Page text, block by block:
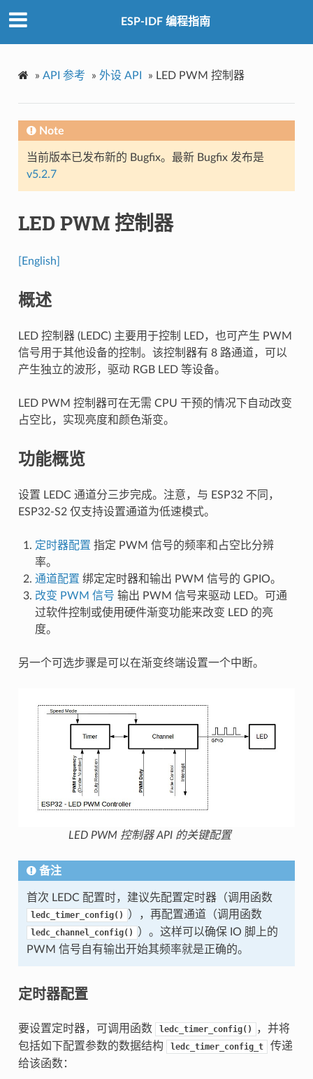
ESP-IDF 编程指南
» API 参考 » 外设 API » LED PWM 控制器
Note
当前版本已发布新的 Bugfix。最新 Bugfix 发布是
v5.2.7
LED PWM 控制器
[English]
概述
LED 控制器 (LEDC) 主要用于控制 LED，也可产生 PWM
信号用于其他设备的控制。该控制器有 8 路通道，可以
产生独立的波形，驱动 RGB LED 等设备。
LED PWM 控制器可在无需 CPU 干预的情况下自动改变
占空比，实现亮度和颜色渐变。
功能概览
设置 LEDC 通道分三步完成。注意，与 ESP32 不同，
ESP32-S2 仅支持设置通道为低速模式。
定时器配置 指定 PWM 信号的频率和占空比分辨
率。
通道配置 绑定定时器和输出 PWM 信号的 GPIO。
改变 PWM 信号 输出 PWM 信号来驱动 LED。可通
过软件控制或使用硬件渐变功能来改变 LED 的亮
度。
另一个可选步骤是可以在渐变终端设置一个中断。
LED PWM 控制器 API 的关键配置
备注
首次 LEDC 配置时，建议先配置定时器（调用函数
ledc_timer_config() ），再配置通道（调用函数
ledc_channel_config()
）。这样可以确保 IO 脚上的
PWM 信号自有输出开始其频率就是正确的。
定时器配置
要设置定时器，可调用函数 ledc_timer_config()
，并将
包括如下配置参数的数据结构
ledc_timer_config_t
传递
给该函数：